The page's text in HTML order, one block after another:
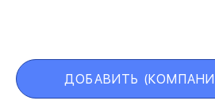
ДОБАВИТЬ